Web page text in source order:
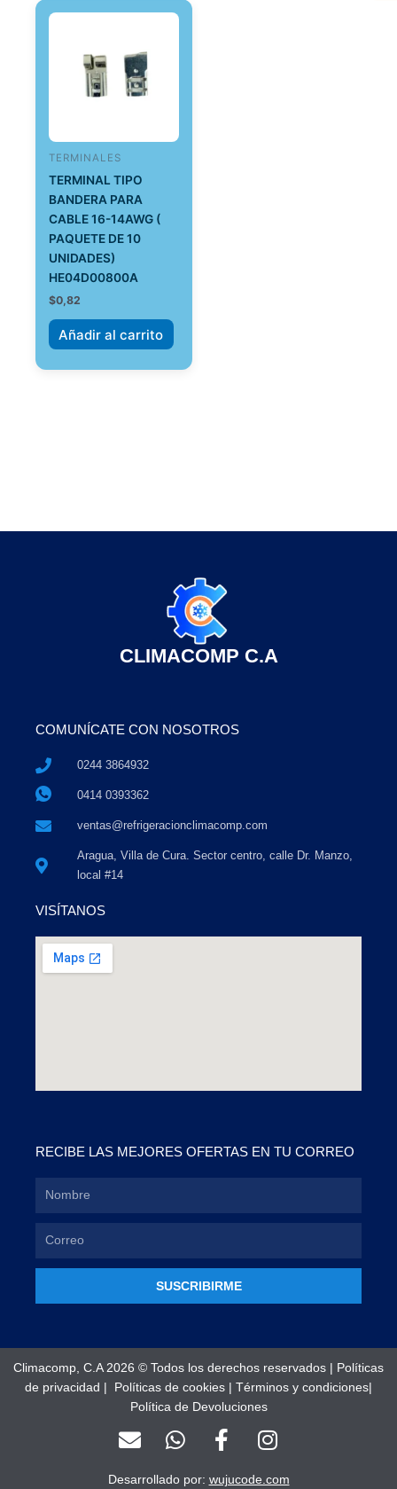
TERMINALES
TERMINAL TIPO
BANDERA PARA
CABLE 16-14AWG (
PAQUETE DE 10
UNIDADES)
HE04D00800A
$0,82
Añadir al carrito
CLIMACOMP C.A
COMUNÍCATE CON NOSOTROS
0244 3864932
0414 0393362
ventas@refrigeracionclimacomp.com
Aragua, Villa de Cura. Sector centro, calle Dr. Manzo,
local #14
VISÍTANOS
RECIBE LAS MEJORES OFERTAS EN TU CORREO
SUSCRIBIRME
Climacomp, C.A 2026 © Todos los derechos reservados | Políticas
de privacidad | Políticas de cookies | Términos y condiciones|
Política de Devoluciones
E
n
v
W
h
a
F
a
c
I
n
s
Desarrollado por: wujucode.com